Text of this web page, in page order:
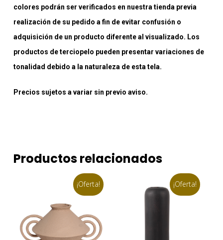
colores podrán ser verificados en nuestra tienda previa
realización de su pedido a fin de evitar confusión o
adquisición de un producto diferente al visualizado. Los
productos de terciopelo pueden presentar variaciones de
tonalidad debido a la naturaleza de esta tela.
Precios sujetos a variar sin previo aviso.
Productos relacionados
¡Oferta! ¡Oferta!